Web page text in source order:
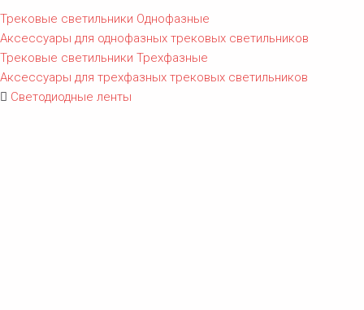
Трековые светильники Однофазные
Аксессуары для однофазных трековых светильников
Трековые светильники Трехфазные
Аксессуары для трехфазных трековых светильников
Светодиодные ленты